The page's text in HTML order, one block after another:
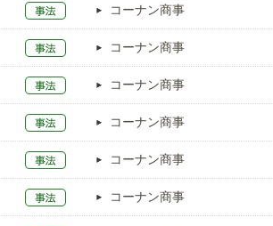
コーナン商事
コーナン商事
コーナン商事
コーナン商事
コーナン商事
コーナン商事